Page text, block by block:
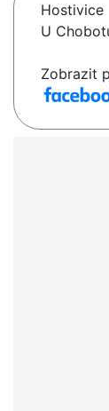
Hostivice
U
Zobrazit